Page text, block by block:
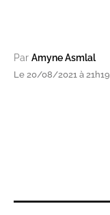
Par Amyne Asmlal
Le 20/08/2021 à 21h19